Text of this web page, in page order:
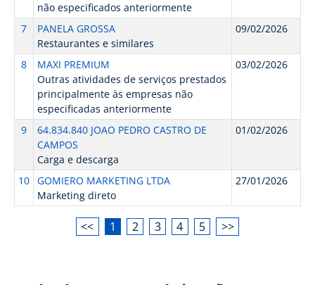
não especificados anteriormente
7
PANELA GROSSA
Restaurantes e similares
09/02/2026
8
MAXI PREMIUM
Outras atividades de serviços prestados
principalmente às empresas não
especificadas anteriormente
03/02/2026
9
64.834.840 JOAO PEDRO CASTRO DE
CAMPOS
Carga e descarga
01/02/2026
10 GOMIERO MARKETING LTDA
Marketing direto
27/01/2026
<< 1 2 3 4 5 >>